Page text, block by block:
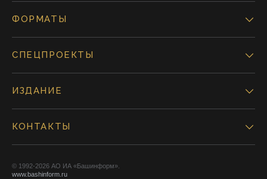
ФОРМАТЫ
СПЕЦПРОЕКТЫ
ИЗДАНИЕ
КОНТАКТЫ
© 1992-2026 АО ИА «Башинформ».
www.bashinform.ru